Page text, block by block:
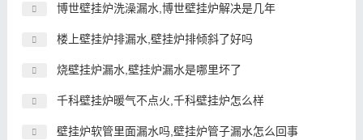
博世壁挂炉洗澡漏水,博世壁挂炉解决是几年
楼上壁挂炉排漏水,壁挂炉排倾斜了好吗
烧壁挂炉漏水,壁挂炉漏水是哪里坏了
千科壁挂炉暖气不点火,千科壁挂炉怎么样
壁挂炉软管里面漏水吗,壁挂炉管子漏水怎么回事